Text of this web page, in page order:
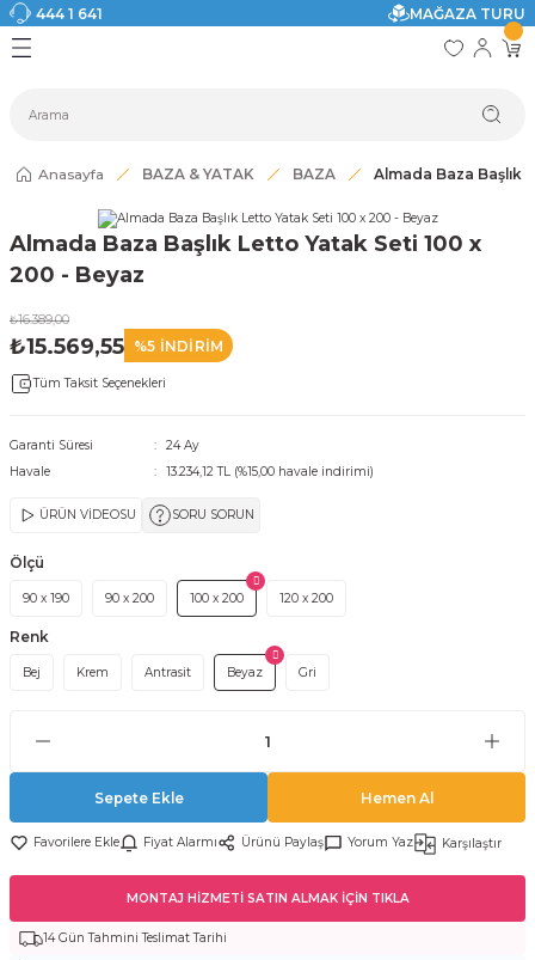
444 1 641
MAĞAZA TURU
Geri Dön
Modelleri
Geri Dön
Geri Dön
Geri Dön
Geri Dön
Geri Dön
Anasayfa BAZA & YATAK BAZA Almada Baza Başlık
Almada Baza Başlık Letto Yatak Seti 100 x
200 - Beyaz
₺16.389,00
₺15.569,55 %5 İNDİRİM
Tüm Taksit Seçenekleri
Garanti Süresi
24 Ay
Havale
13.234,12 TL (%15,00 havale indirimi)
ÜRÜN VİDEOSU SORU SORUN
Ölçü
90 x 190 90 x 200 100 x 200 120 x 200
Renk
Bej Krem Antrasit Beyaz Gri
Sepete Ekle Hemen Al
Fiyat Alarmı Ürünü Paylaş Yorum Yaz Karşılaştır
MONTAJ HİZMETİ SATIN ALMAK İÇİN TIKLA
14 Gün Tahmini Teslimat Tarihi